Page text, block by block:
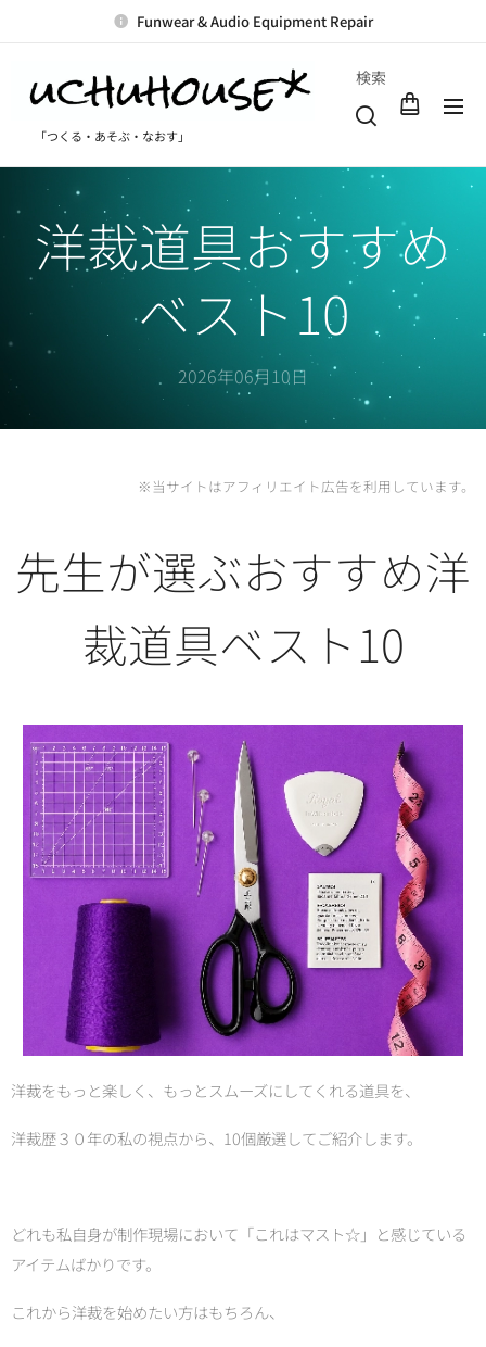
Funwear & Audio Equipment Repair
「つくる・あそぶ・なおす」
検索
洋裁道具おすすめ
ベスト10
2026年06月10日
※当サイトはアフィリエイト広告を利用しています。
先生が選ぶおすすめ洋
裁道具ベスト10
洋裁をもっと楽しく、もっとスムーズにしてくれる道具を、
洋裁歴３０年の私の視点から、10個厳選してご紹介します。
どれも私自身が制作現場において「これはマスト☆」と感じている
アイテムばかりです。
これから洋裁を始めたい方はもちろん、